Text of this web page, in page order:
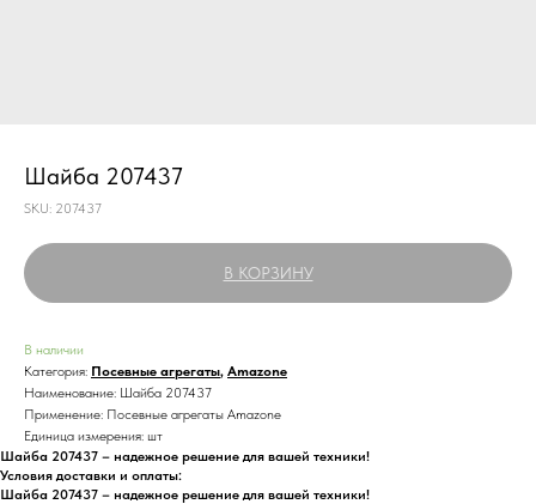
Шайба 207437
SKU: 207437
В КОРЗИНУ
В наличии
Категория: Посевные агрегаты, Amazone
Наименование: Шайба 207437
Применение: Посевные агрегаты Amazone
Единица измерения: шт
Шайба 207437 – надежное решение для вашей техники!
Условия доставки и оплаты:
Шайба 207437 – надежное решение для вашей техники!